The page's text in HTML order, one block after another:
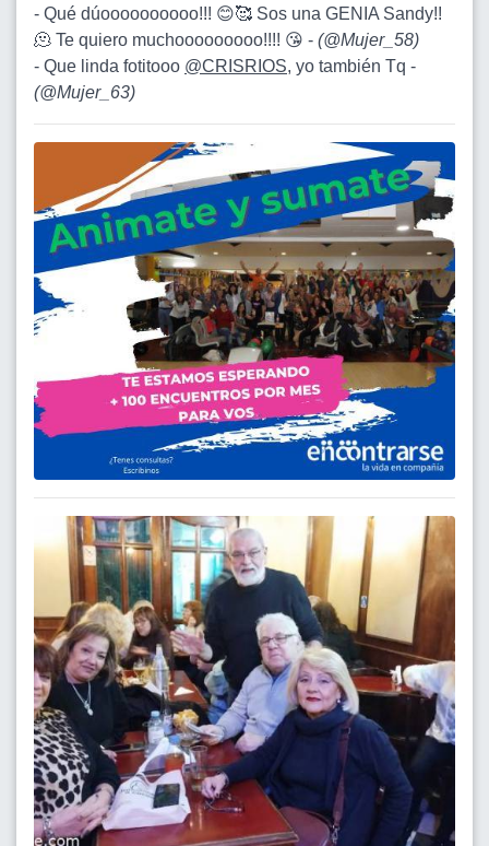
- Qué dúoooooooooo!!! 😊🥰 Sos una GENIA Sandy!!
🫠 Te quiero muchooooooooo!!!! 😘 - (@Mujer_58)
- Que linda fotitooo @CRISRIOS, yo también Tq -
(@Mujer_63)